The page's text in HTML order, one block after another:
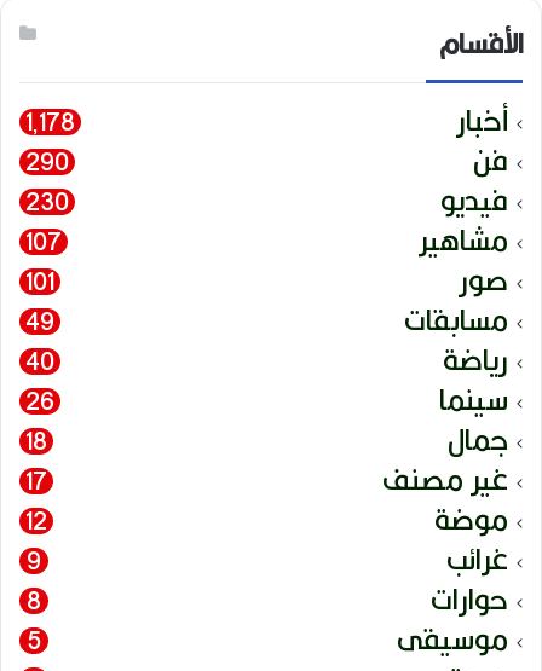
الأقسام
أخبار 1٬178
فن 290
فيديو 230
مشاهير 107
صور 101
مسابقات 49
رياضة 40
سينما 26
جمال 18
غير مصنف 17
موضة 12
غرائب 9
حوارات 8
موسيقى 5